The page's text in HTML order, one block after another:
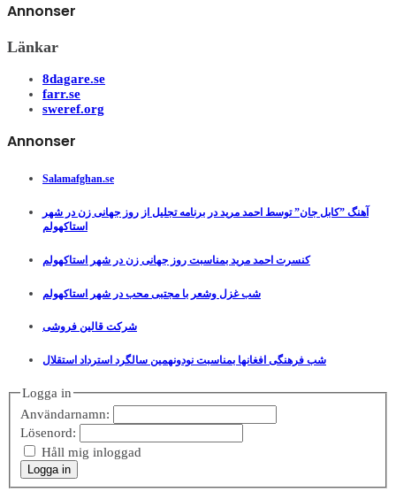
Annonser
Länkar
8dagare.se
farr.se
sweref.org
Annonser
Salamafghan.se
آهنگ ”کابل جان” توسط احمد مرید در برنامه تجلیل از روز جهانی زن در شهر
استاکهولم
کنسرت احمد مرید بمناسبت روز جهانی زن در شهر استاکهولم
شب غزل وشعر با مجتبی محب در شهر استاکهولم
شرکت قالین فروشی
شب فرهنگی افغانها بمناسبت نودونهمین سالگرد استرداد استقلال
Logga in
Användarnamn:
Lösenord:
Håll mig inloggad
Logga in